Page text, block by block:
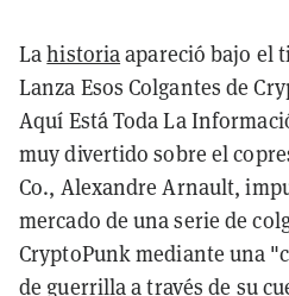
Lahistoriaapareció bajo el
Lanza Esos Colgantes de
Aquí Está Toda La
muy divertido sobre el
Co., Alexandre Arnault,
mercado de una serie de
CryptoPunk mediante una
de guerrilla a través de su